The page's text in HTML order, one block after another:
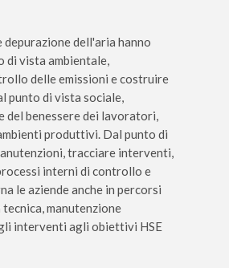
dell'aria hanno
di vista ambientale,
delle emissioni e costruire
punto di vista sociale,
del benessere dei lavoratori,
produttivi. Dal punto di
tracciare interventi,
interni di controllo e
le aziende anche in percorsi
manutenzione
interventi agli obiettivi HSE